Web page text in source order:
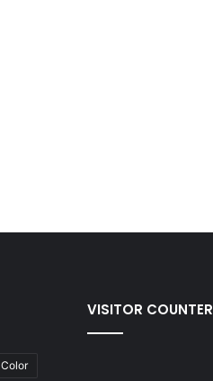
Color
VISITOR COUNTER